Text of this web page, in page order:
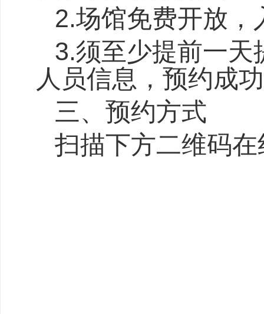
2.场馆免费开放，
3.须至少提前一天
人员信息，预约成
三、预约方式
扫描下方二维码